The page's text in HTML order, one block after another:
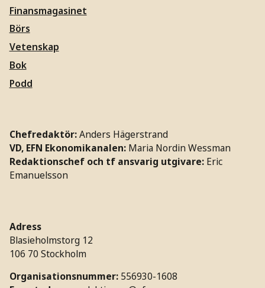
Finansmagasinet
Börs
Vetenskap
Bok
Podd
Chefredaktör:Anders Hägerstrand
VD, EFN Ekonomikanalen: Maria Nordin Wessman
Redaktionschef och tf ansvarig utgivare: Eric
Emanuelsson
Adress
Blasieholmstorg 12
106 70 Stockholm
Organisationsnummer: 556930-1608